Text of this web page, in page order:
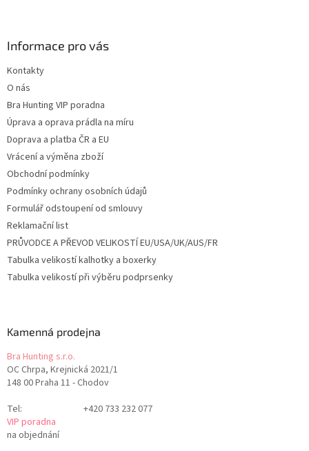
Informace pro vás
Kontakty
O nás
Bra Hunting VIP poradna
Úprava a oprava prádla na míru
Doprava a platba ČR a EU
Vrácení a výměna zboží
Obchodní podmínky
Podmínky ochrany osobních údajů
Formulář odstoupení od smlouvy
Reklamační list
PRŮVODCE A PŘEVOD VELIKOSTÍ EU/USA/UK/AUS/FR
Tabulka velikostí kalhotky a boxerky
Tabulka velikostí při výběru podprsenky
Kamenná prodejna
Bra Hunting s.r.o.
OC Chrpa, Krejnická 2021/1
148 00 Praha 11 - Chodov
Tel:
+420 733 232 077
VIP poradna
na objednání